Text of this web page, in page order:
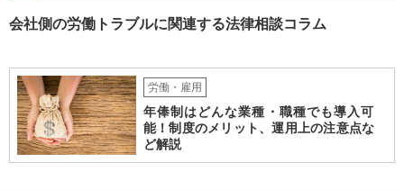
会社側の労働トラブルに関連する法律相談コラム
労働・雇用
年俸制はどんな業種・職種でも導入可
能！制度のメリット、運用上の注意点な
ど解説